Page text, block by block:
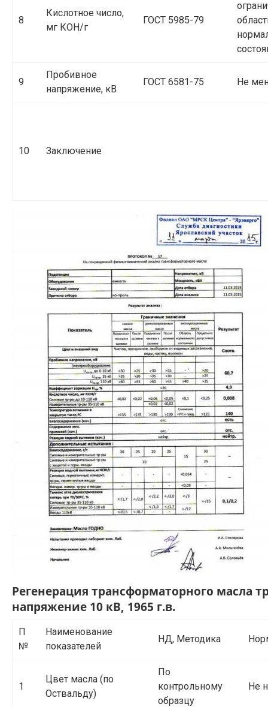
8
Кислотное число,
мг КОН/г
ГОСТ 5985-79
9
Пробивное
напряжение, кВ
ГОСТ 6581-75 Не
10 Заключение
Регенерация трансформаторного масла
напряжение 10 кВ, 1965 г.в.
П
№
Наименование
показателей
НД, Методика
1
Цвет масла (по
Оствальду)
По
контрольному
образцу
Не